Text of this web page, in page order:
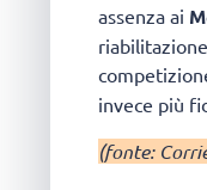
assenza ai
invece più
(fonte: